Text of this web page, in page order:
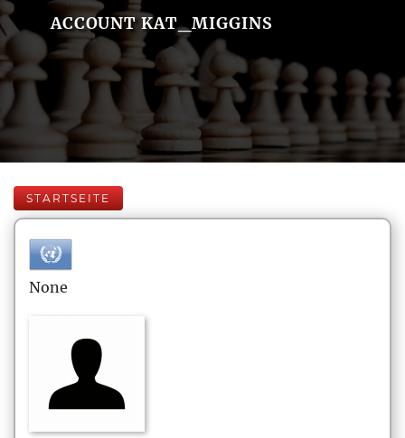
ACCOUNT KAT_MIGGINS
STARTSEITE
None